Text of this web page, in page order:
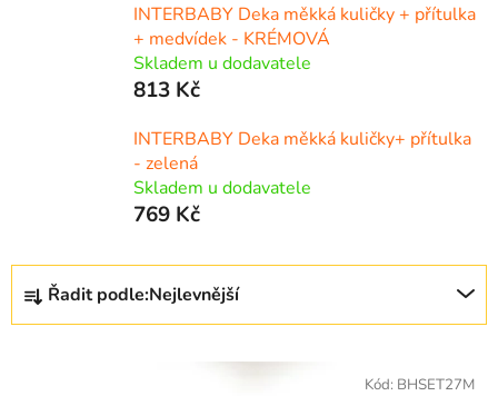
INTERBABY Deka měkká kuličky + přítulka
+ medvídek - KRÉMOVÁ
Skladem u dodavatele
813 Kč
INTERBABY Deka měkká kuličky+ přítulka
- zelená
Skladem u dodavatele
769 Kč
Ř
z
Řadit podle:Nejlevnější
Kód: BHSET27M